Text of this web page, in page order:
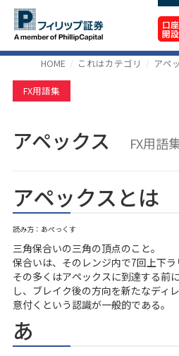
口座
開設
HOME これはカテゴリ アペ
FX用語集
アペックス FX用語
アペックスとは
読み方：あぺっくす
三角保合いの三角の頂点のこと。
保合いは、そのレンジ内で7回上下ラ
その多くはアペックスに到達する前
し、ブレイク後の方向を新たなディ
意付くという認識が一般的である。
あ